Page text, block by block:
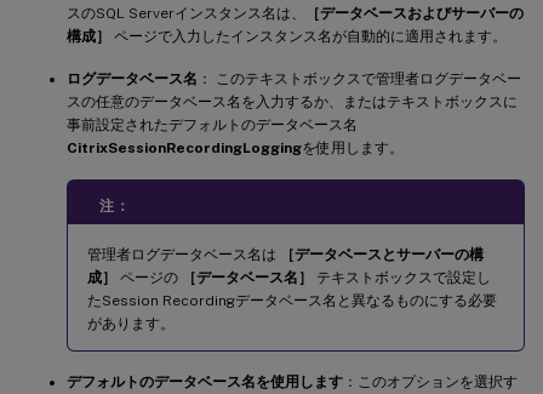
スのSQL Serverインスタンス名は、
［データベースおよびサーバーの
構成］
ページで入力したインスタンス名が自動的に適用されます。
ログデータベース名 ： このテキストボックスで管理者ログデータベー
スの任意のデータベース名を入力するか、またはテキストボックスに
事前設定されたデフォルトのデータベース名
CitrixSessionRecordingLoggingを使用します。
注：
管理者ログデータベース名は
［データベースとサーバーの構
成］
ページの ［データベース名］
テキストボックスで設定し
たSession Recordingデータベース名と異なるものにする必要
があります。
デフォルトのデータベース名を使用します ：このオプションを選択す